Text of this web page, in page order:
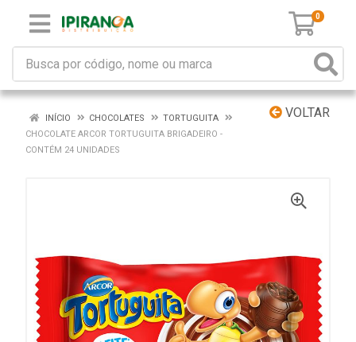
0
VOLTAR
INÍCIO CHOCOLATES
TORTUGUITA
CHOCOLATE ARCOR TORTUGUITA BRIGADEIRO -
CONTÉM 24 UNIDADES